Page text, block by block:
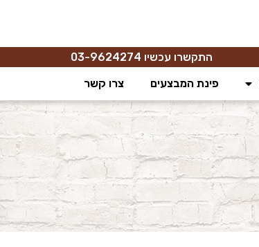
התקשרו עכשיו 03-9624274
פינת המבצעים צרו קשר